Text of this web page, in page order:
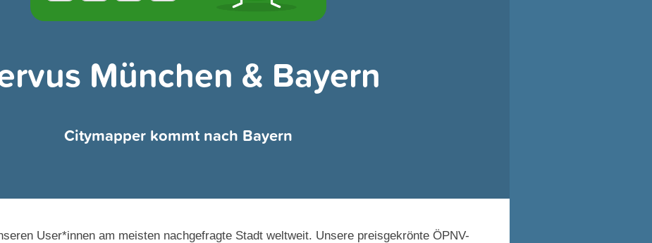
München & Bayern
Citymapper kommt nach Bayern
User*innen am meisten nachgefragte Stadt weltweit. Unsere preisgekrönte ÖPNV-